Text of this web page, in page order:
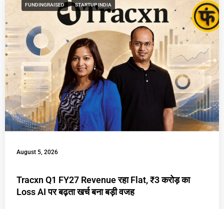
FUNDINGRAISED STARTUP INDIA
August 5, 2026
Tracxn Q1 FY27 Revenue रहा Flat, ₹3 करोड़ का
Loss AI पर बढ़ता खर्च बना बड़ी वजह